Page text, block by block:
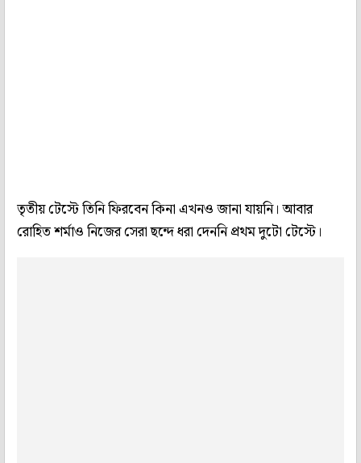
তৃতীয় টেস্টে তিনি ফিরবেন কিনা এখনও জানা যায়নি। আবার
রোহিত শর্মাও নিজের সেরা ছন্দে ধরা দেননি প্রথম দুটো টেস্টে।